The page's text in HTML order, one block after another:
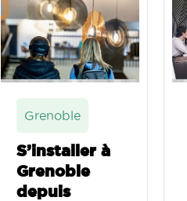
Grenoble
S’installer à
Grenoble
depuis